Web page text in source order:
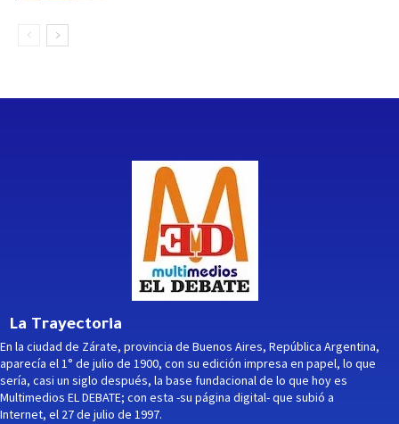
La Trayectoria
En la ciudad de Zárate, provincia de Buenos Aires, República Argentina,
aparecía el 1° de julio de 1900, con su edición impresa en papel, lo que
sería, casi un siglo después, la base fundacional de lo que hoy es
Multimedios EL DEBATE; con esta -su página digital- que subió a
Internet, el 27 de julio de 1997.